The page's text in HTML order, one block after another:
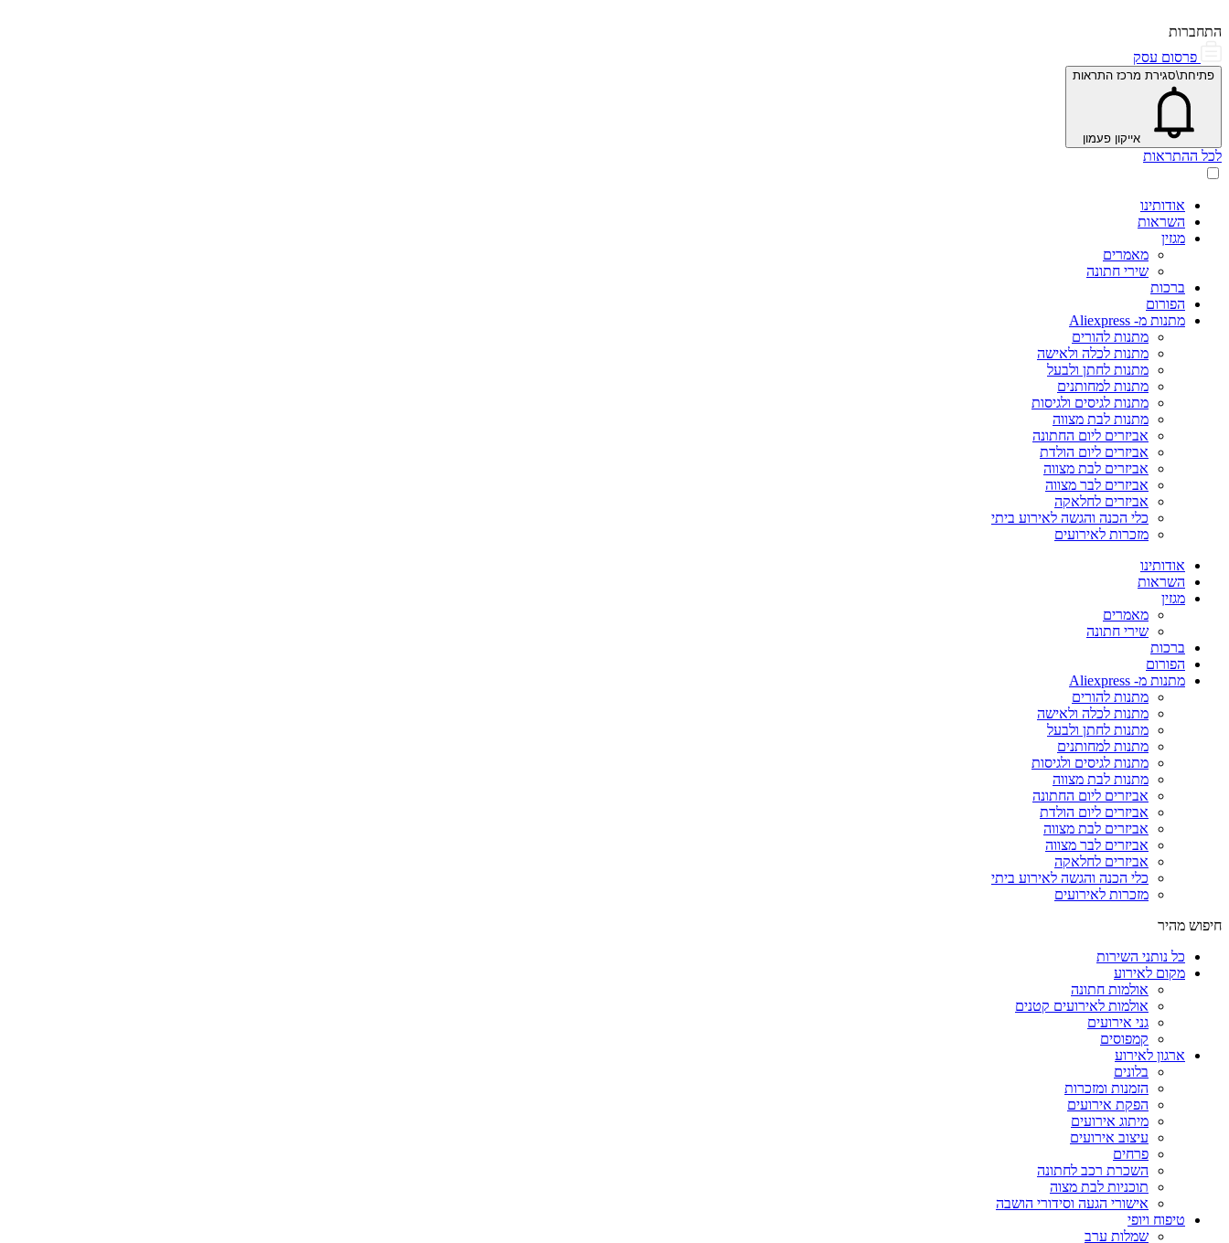
התחברות
פרסום עסק
פתיחת\סגירת מרכז התראות
אייקון פעמון
לכל ההתראות
אודותינו
השראות
מגזין
מאמרים
שירי חתונה
ברכות
הפורום
מתנות מ- Aliexpress
מתנות להורים
מתנות לכלה ולאישה
מתנות לחתן ולבעל
מתנות למחותנים
מתנות לגיסים ולגיסות
מתנות לבת מצווה
אביזרים ליום החתונה
אביזרים ליום הולדת
אביזרים לבת מצווה
אביזרים לבר מצווה
אביזרים לחלאקה
כלי הכנה והגשה לאירוע ביתי
מזכרות לאירועים
אודותינו
השראות
מגזין
מאמרים
שירי חתונה
ברכות
הפורום
מתנות מ- Aliexpress
מתנות להורים
מתנות לכלה ולאישה
מתנות לחתן ולבעל
מתנות למחותנים
מתנות לגיסים ולגיסות
מתנות לבת מצווה
אביזרים ליום החתונה
אביזרים ליום הולדת
אביזרים לבת מצווה
אביזרים לבר מצווה
אביזרים לחלאקה
כלי הכנה והגשה לאירוע ביתי
מזכרות לאירועים
חיפוש מהיר
כל נותני השירות
מקום לאירוע
אולמות חתונה
אולמות לאירועים קטנים
גני אירועים
קמפוסים
ארגון לאירוע
בלונים
הזמנות ומזכרות
הפקת אירועים
מיתוג אירועים
עיצוב אירועים
פרחים
השכרת רכב לחתונה
תוכניות לבת מצוה
אישורי הגעה וסידורי הושבה
טיפוח ויופי
שמלות ערב